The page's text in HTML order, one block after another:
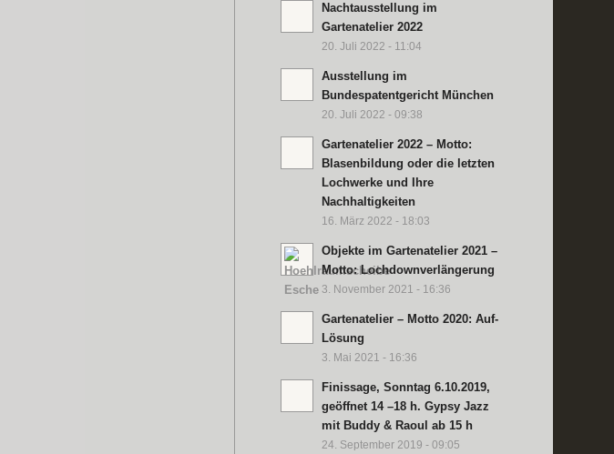
Nachtausstellung im
Gartenatelier 2022
20. Juli 2022 - 11:04
Ausstellung im
Bundespatentgericht München
20. Juli 2022 - 09:38
Gartenatelier 2022 – Motto:
Blasenbildung oder die letzten
Lochwerke und Ihre
Nachhaltigkeiten
16. März 2022 - 18:03
Objekte im Gartenatelier 2021 –
Motto: Lochdownverlängerung
3. November 2021 - 16:36
Gartenatelier – Motto 2020: Auf-
Lösung
3. Mai 2021 - 16:36
Finissage, Sonntag 6.10.2019,
geöffnet 14 –18 h. Gypsy Jazz
mit Buddy & Raoul ab 15 h
24. September 2019 - 09:05